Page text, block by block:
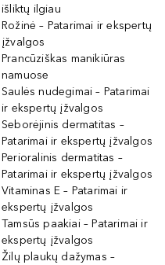
išliktų ilgiau
Rožinė – Patarimai ir ekspertų
įžvalgos
Prancūziškas manikiūras
namuose
Saulės nudegimai – Patarimai
ir ekspertų įžvalgos
Seborėjinis dermatitas –
Patarimai ir ekspertų įžvalgos
Perioralinis dermatitas –
Patarimai ir ekspertų įžvalgos
Vitaminas E – Patarimai ir
ekspertų įžvalgos
Tamsūs paakiai – Patarimai ir
ekspertų įžvalgos
Žilų plaukų dažymas –